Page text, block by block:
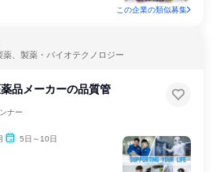
この企業の類似募集
薬、製薬・バイオテクノロジー
品メーカーの品質管
ナー
5日～10日